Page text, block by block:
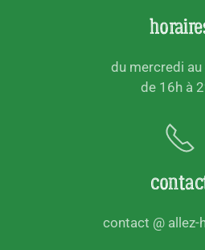
du mercredi
de 16h à
contact @ allez-